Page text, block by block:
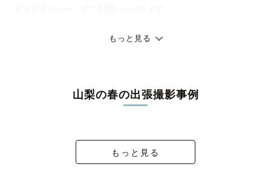
ありのままの空気感を大切に、何十年経っても見返したくなるよ
料金は全国どこでも一律。わかりやすく安心の価格設定です。オ
リジナルの研修と厳正な審査に合格し、撮影技術やホスピタリテ
もっと見る
山梨の春の出張撮影事例
もっと見る